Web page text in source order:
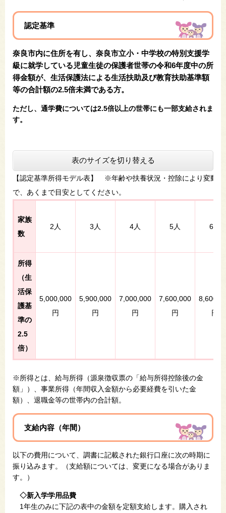
認定基準
奈良市内に住所を有し、奈良市立小・中学校の特別支援学
級に就学している児童生徒の保護者世帯の令和6年度中の所
得金額が、生活保護法による生活扶助及び教育扶助基準額
等の合計額の2.5倍未満である方。
ただし、通学費については2.5倍以上の世帯にも一部支給されま
す。
表のサイズを切り替える
【認定基準所得モデル表】 ※年齢や扶養状況・控除により変動が
で、あくまで目安としてください。
家族
数
2人 3人 4人 5人 6人
所得
（生
活保
護基
準の
2.5
倍）
5,000,000
円
5,900,000
円
7,000,000
円
7,600,000
円
円
※所得とは、給与所得（源泉徴収票の「給与所得控除後の金
額」）、事業所得（年間収入金額から必要経費を引いた金
額）、退職金等の世帯内の合計額。
支給内容（年間）
以下の費用について、調書に記載された銀行口座に次の時期に
振り込みます。
（支給額については、変更になる場合がありま
す。）​
◇新入学学用品費
1年生のみに下記の表中の金額を定額支給します。購入され